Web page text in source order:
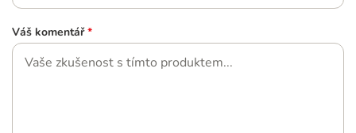
Váš komentář *